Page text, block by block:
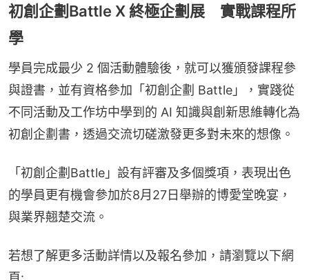
初創企劃Battle X 終極企劃展 實戰課程所
學
學員完成最少 2 個活動體驗後，就可以獲頒發課程參
與證書，並有資格參加「初創企劃 Battle」，實踐從
不同活動及工作坊中學到的 AI 知識與創新思維轉化為
初創企劃書，透過交流切磋激發更多對未來的想像。
「初創企劃Battle」設有評審及多個獎項，表現出色
的學員更有機會參加於8月27日舉辦的博愛堂晚宴，
與業界翹楚交流。
若想了解更多活動詳情以及報名參加，請瀏覽以下網